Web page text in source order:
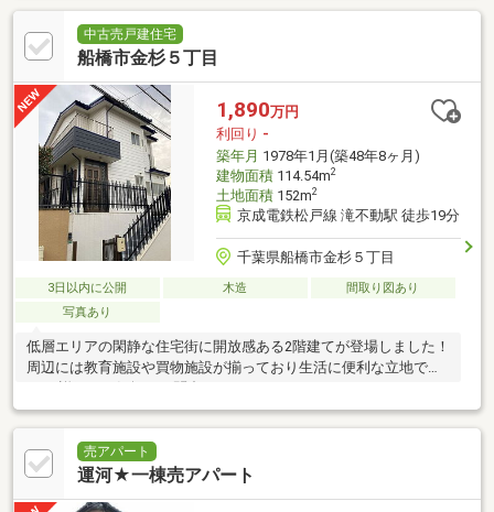
中古売戸建住宅
船橋市金杉５丁目
1,890万円
利回り -
築年月 1978年1月(築48年8ヶ月)
建物面積114.54m2
土地面積152m2
京成電鉄松戸線 滝不動駅 徒歩19分
千葉県船橋市金杉５丁目
3日以内に公開 木造
間取り図あり
写真あり
低層エリアの閑静な住宅街に開放感ある2階建てが登場しました！
周辺には教育施設や買物施設が揃っており生活に便利な立地で
売アパート
運河★一棟売アパート